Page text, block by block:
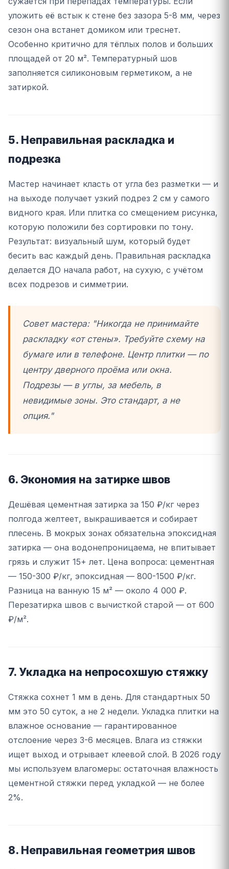
уложить её встык к стене без зазора 5-8 мм, через
сезон она встанет домиком или треснет.
Особенно критично для тёплых полов и больших
площадей от 20 м². Температурный шов
заполняется силиконовым герметиком, а не
затиркой.
5. Неправильная раскладка и
подрезка
Мастер начинает класть от угла без разметки — и
на выходе получает узкий подрез 2 см у самого
видного края. Или плитка со смещением рисунка,
которую положили без сортировки по тону.
Результат: визуальный шум, который будет
бесить вас каждый день. Правильная раскладка
делается ДО начала работ, на сухую, с учётом
всех подрезов и симметрии.
Совет мастера: "Никогда не принимайте
раскладку «от стены». Требуйте схему на
бумаге или в телефоне. Центр плитки — по
центру дверного проёма или окна.
Подрезы — в углы, за мебель, в
невидимые зоны. Это стандарт, а не
опция."
6. Экономия на затирке швов
Дешёвая цементная затирка за 150 ₽/кг через
полгода желтеет, выкрашивается и собирает
плесень. В мокрых зонах обязательна эпоксидная
затирка — она водонепроницаема, не впитывает
грязь и служит 15+ лет. Цена вопроса: цементная
— 150-300 ₽/кг, эпоксидная — 800-1500 ₽/кг.
Разница на ванную 15 м² — около 4 000 ₽.
Перезатирка швов с вычисткой старой — от 600
₽/м².
7. Укладка на непросохшую стяжку
Стяжка сохнет 1 мм в день. Для стандартных 50
мм это 50 суток, а не 2 недели. Укладка плитки на
влажное основание — гарантированное
отслоение через 3-6 месяцев. Влага из стяжки
ищет выход и отрывает клеевой слой. В 2026 году
мы используем влагомеры: остаточная влажность
цементной стяжки перед укладкой — не более
2%.
8. Неправильная геометрия швов